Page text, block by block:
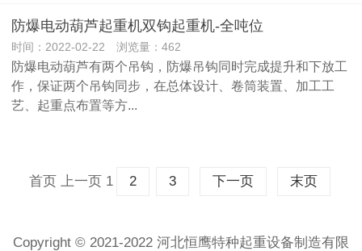
防爆电动葫芦起重机双钩起重机-全吨位
时间：2022-02-22 浏览量：462
防爆电动葫芦有两个吊钩，防爆吊钩同时完成提升和下放工
作，保证两个吊钩同步，在总体设计、卷筒装置、加工工
艺、起重点布置等方...
首页 上一页 1 2 3 下一页 末页
Copyright © 2021-2022 河北恒鹰特种起重设备制造有限